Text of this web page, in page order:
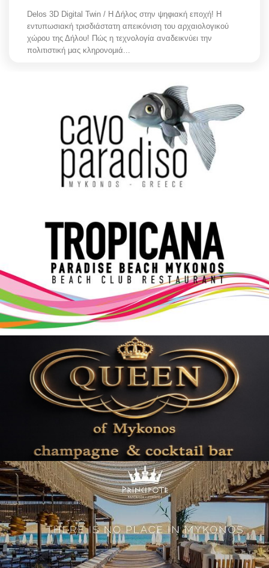
Local Elections 2023
About
English
Delos 3D Digital Twin / Η Δήλος στην ψηφιακή εποχή! Η
εντυπωσιακή τρισδιάστατη απεικόνιση του αρχαιολογικού
χώρου της Δήλου! Πώς η τεχνολογία αναδεικνύει την
πολιτιστική μας κληρονομιά...